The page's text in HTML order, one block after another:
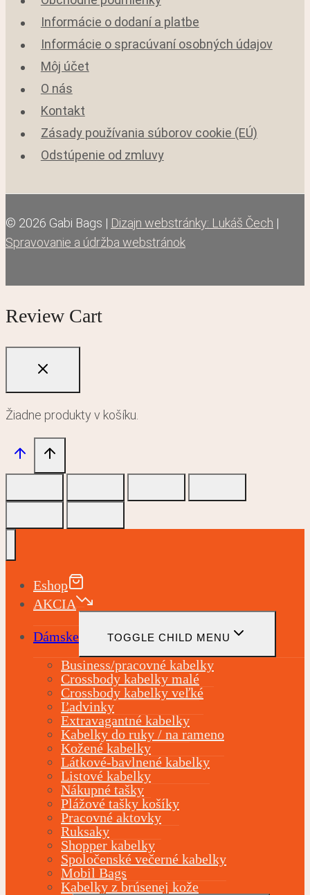
Informácie o dodaní a platbe
Informácie o spracúvaní osobných údajov
Môj účet
O nás
Kontakt
Zásady používania súborov cookie (EÚ)
Odstúpenie od zmluvy
© 2026 Gabi Bags | Dizajn webstránky: Lukáš Čech |
Spravovanie a údržba webstránok
Review Cart
Žiadne produkty v košíku.
Eshop
AKCIA
Dámske TOGGLE CHILD MENU
Business/pracovné kabelky
Crossbody kabelky malé
Crossbody kabelky veľké
Ľadvinky
Extravagantné kabelky
Kabelky do ruky / na rameno
Kožené kabelky
Látkové-bavlnené kabelky
Listové kabelky
Nákupné tašky
Plážové tašky košíky
Pracovné aktovky
Ruksaky
Shopper kabelky
Spoločenské večerné kabelky
Mobil Bags
Kabelky z brúsenej kože